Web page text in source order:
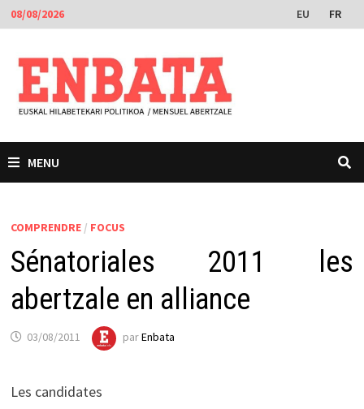
Passer
au
contenu
08/08/2026 EU FR
MENU
COMPRENDRE/ FOCUS
Sénatoriales 2011 les
abertzale en alliance
03/08/2011 parEnbata
Les candidates